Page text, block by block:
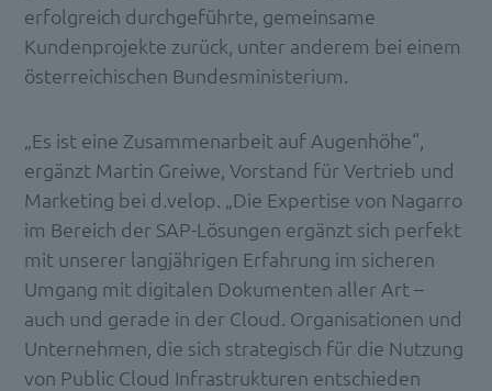
erfolgreich durchgeführte, gemeinsame
Kundenprojekte zurück, unter anderem bei einem
österreichischen Bundesministerium.
„Es ist eine Zusammenarbeit auf Augenhöhe“,
ergänzt Martin Greiwe, Vorstand für Vertrieb und
Marketing bei d.velop. „Die Expertise von Nagarro
im Bereich der SAP-Lösungen ergänzt sich perfekt
mit unserer langjährigen Erfahrung im sicheren
Umgang mit digitalen Dokumenten aller Art –
auch und gerade in der Cloud. Organisationen und
Unternehmen, die sich strategisch für die Nutzung
von Public Cloud Infrastrukturen entschieden